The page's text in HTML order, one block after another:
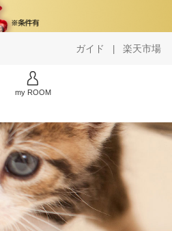
ガイド | 楽天市場
my ROOM